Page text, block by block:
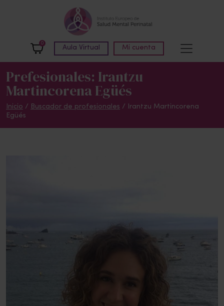
0
Aula Virtual Mi cuenta
Prefesionales: Irantzu
Martincorena Egüés
Inicio / Buscador de profesionales / Irantzu Martincorena
Egüés